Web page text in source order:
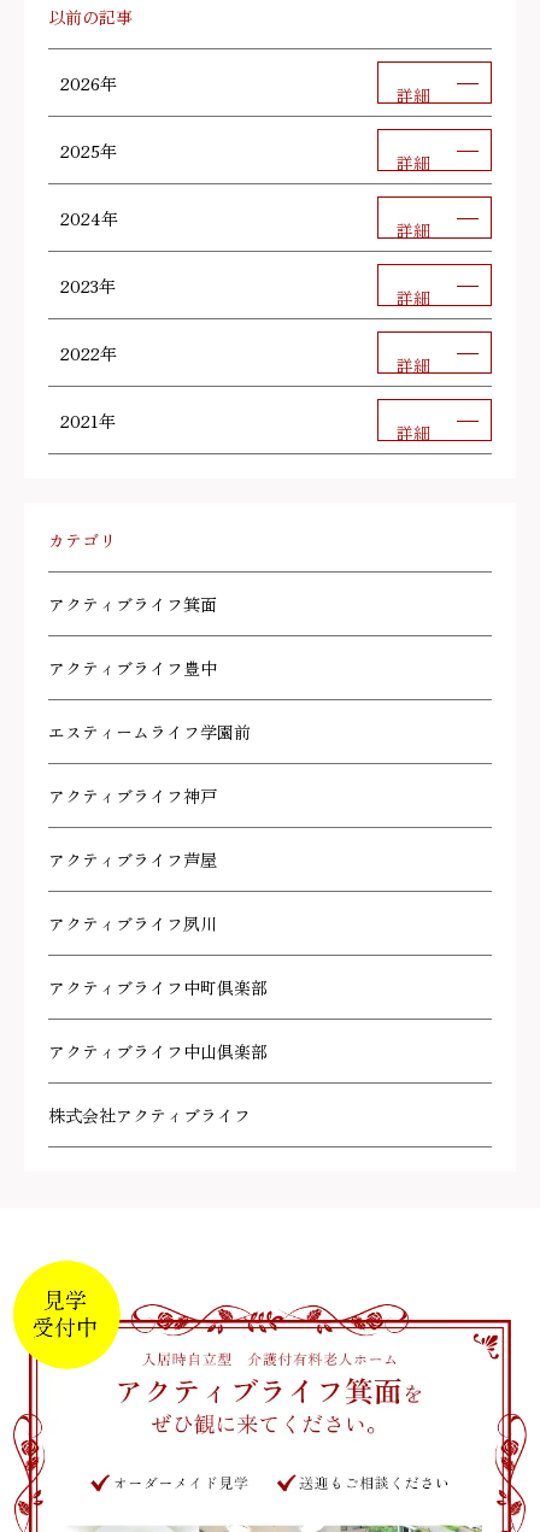
以前の記事
2026年 詳細
2025年 詳細
2024年 詳細
2023年 詳細
2022年 詳細
2021年 詳細
カテゴリ
アクティブライフ箕面
アクティブライフ豊中
エスティームライフ学園前
アクティブライフ神戸
アクティブライフ芦屋
アクティブライフ夙川
アクティブライフ中町倶楽部
アクティブライフ中山倶楽部
株式会社アクティブライフ